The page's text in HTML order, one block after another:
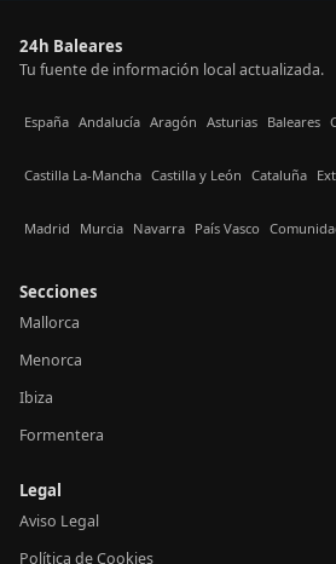
24h Baleares
Tu fuente de información local actualizada.
España Andalucía Aragón Asturias Baleares
Castilla La-Mancha Castilla y León Cataluña
Madrid Murcia Navarra País Vasco
Secciones
Mallorca
Menorca
Ibiza
Formentera
Legal
Aviso Legal
Política de Cookies